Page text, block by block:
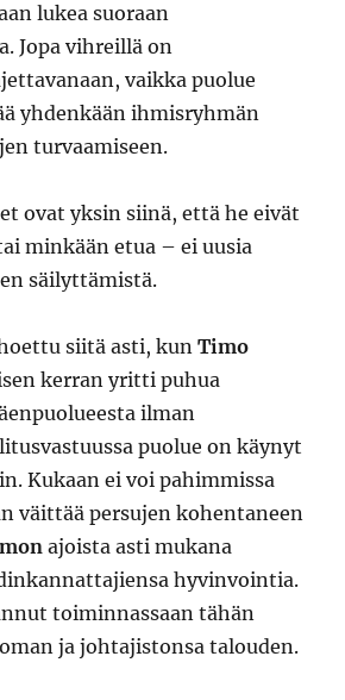
lukea suoraan
Jopa vihreillä on
vaikka puolue
yhdenkään ihmisryhmän
turvaamiseen.
ovat yksin siinä, että he eivät
minkään etua – ei uusia
säilyttämistä.
siitä asti, kunTimo
kerran yritti puhua
ilman
puolue on käynyt
Kukaan ei voi pahimmissa
väittää persujen kohentaneen
ajoista asti mukana
hyvinvointia.
toiminnassaan tähän
ja johtajistonsa talouden.